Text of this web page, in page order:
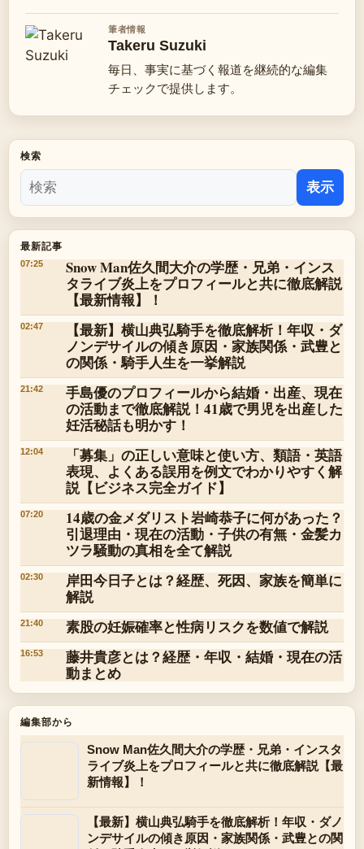
筆者情報
Takeru Suzuki
毎日、事実に基づく報道を継続的な編集
チェックで提供します。
検索
表示
最新記事
07:25
Snow Man佐久間大介の学歴・兄弟・インス
タライブ炎上をプロフィールと共に徹底解説
【最新情報】！
02:47
【最新】横山典弘騎手を徹底解析！年収・ダ
ノンデサイルの傾き原因・家族関係・武豊と
の関係・騎手人生を一挙解説
21:42
手島優のプロフィールから結婚・出産、現在
の活動まで徹底解説！41歳で男児を出産した
妊活秘話も明かす！
12:04
「募集」の正しい意味と使い方、類語・英語
表現、よくある誤用を例文でわかりやすく解
説【ビジネス完全ガイド】
07:20
14歳の金メダリスト岩崎恭子に何があった？
引退理由・現在の活動・子供の有無・金髪カ
ツラ騒動の真相を全て解説
02:30
岸田今日子とは？経歴、死因、家族を簡単に
解説
21:40 素股の妊娠確率と性病リスクを数値で解説
16:53
藤井貴彦とは？経歴・年収・結婚・現在の活
動まとめ
編集部から
Snow Man佐久間大介の学歴・兄弟・インスタ
ライブ炎上をプロフィールと共に徹底解説【最
新情報】！
【最新】横山典弘騎手を徹底解析！年収・ダノ
ンデサイルの傾き原因・家族関係・武豊との関